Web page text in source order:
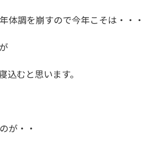
体調を崩すので今年こそは・・・
込むと思います。
が・・